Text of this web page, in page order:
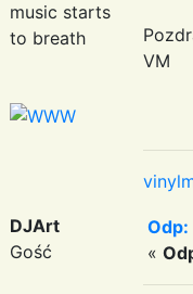
music starts
to breath
VM
DJArt
Gość
Odp:
«